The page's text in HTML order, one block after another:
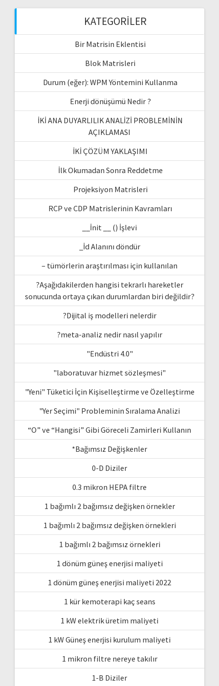
KATEGORILER
Bir Matrisin Eklentisi
Blok Matrisleri
Durum (eğer): WPM Yöntemini Kullanma
Enerji dönüşümü Nedir ?
İKİ ANA DUYARLILIK ANALİZİ PROBLEMİNİN
AÇIKLAMASI
İKİ ÇÖZÜM YAKLAŞIMI
İlk Okumadan Sonra Reddetme
Projeksiyon Matrisleri
RCP ve CDP Matrislerinin Kavramları
__İnit __ () İşlevi
_İd Alanını döndür
– tümörlerin araştırılması için kullanılan
?Aşağıdakilerden hangisi tekrarlı hareketler
sonucunda ortaya çıkan durumlardan biri değildir?
?Dijital iş modelleri nelerdir
?meta-analiz nedir nasıl yapılır
"Endüstri 4.0"
"laboratuvar hizmet sözleşmesi"
"Yeni" Tüketici İçin Kişiselleştirme ve Özelleştirme
"Yer Seçimi" Probleminin Sıralama Analizi
“O” ve “Hangisi” Gibi Göreceli Zamirleri Kullanın
*Bağımsız Değişkenler
0-D Diziler
0.3 mikron HEPA filtre
1 bağımlı 2 bağımsız değişken örnekler
1 bağımlı 2 bağımsız değişken örnekleri
1 bağımlı 2 bağımsız örnekleri
1 dönüm güneş enerjisi maliyeti
1 dönüm güneş enerjisi maliyeti 2022
1 kür kemoterapi kaç seans
1 kW elektrik üretim maliyeti
1 kW Güneş enerjisi kurulum maliyeti
1 mikron filtre nereye takılır
1-B Diziler